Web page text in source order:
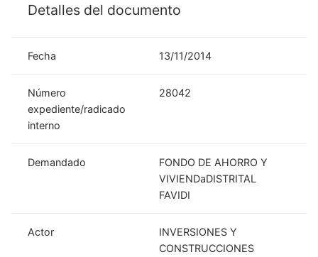
Detalles del documento
Fecha 13/11/2014
Número
expediente/radicado
interno
28042
Demandado
FONDO DE AHORRO Y
VIVIENDaDISTRITAL
FAVIDI
Actor
INVERSIONES Y
CONSTRUCCIONES